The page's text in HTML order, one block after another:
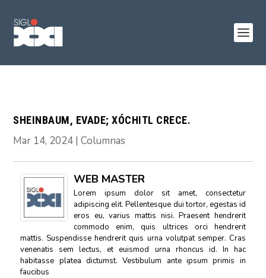
SHEINBAUM, EVADE; XÓCHITL CRECE.
Mar 14, 2024 |Columnas
WEB MASTER
Lorem ipsum dolor sit amet, consectetur
adipiscing elit. Pellentesque dui tortor, egestas id
eros eu, varius mattis nisi. Praesent hendrerit
commodo enim, quis ultrices orci hendrerit
mattis. Suspendisse hendrerit quis urna volutpat semper. Cras
venenatis sem lectus, et euismod urna rhoncus id. In hac
habitasse platea dictumst. Vestibulum ante ipsum primis in
faucibus